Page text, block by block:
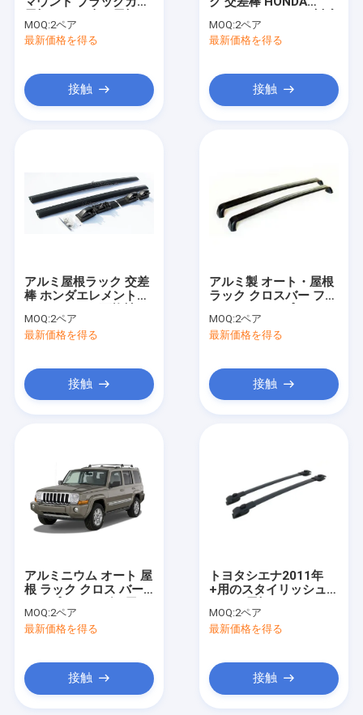
ビデオ
企業情報
品質管理
お問い合わせ
見積依頼
ッグラック
MOQ:2ペア
最新価格を得る
接触
する
MOQ:2ペア
最新価格を得る
接触
アルミ屋根ラック 交差
棒 ホンダエレメント
MOQ:2ペア
最新価格を得る
接触
アルミ製 オート・屋根
ラック クロスバー フォ
ー2016用 トラックラッ
ク
MOQ:2ペア
最新価格を得る
接触
アルミニウム オート 屋
根 ラック クロス バー
車の トップ バッグラッ
ク
MOQ:2ペア
最新価格を得る
接触
トヨタシエナ2011年
+用のスタイリッシュな
スバー
MOQ:2ペア
最新価格を得る
接触